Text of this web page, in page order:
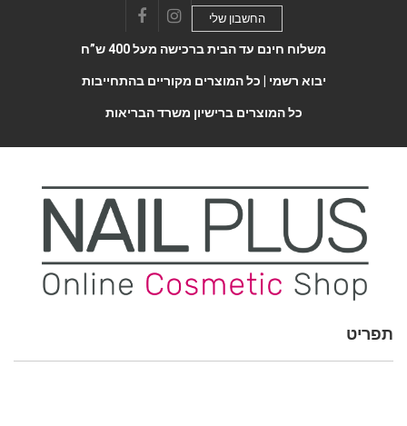
FacebookInstagram
החשבון שלי
משלוח חינם עד הבית ברכישה מעל 400 ש”ח
יבוא רשמי | כל המוצרים מקוריים בהתחייבות
כל המוצרים ברישיון משרד הבריאות
Toggle
תפריט